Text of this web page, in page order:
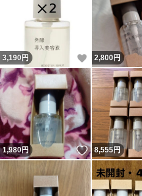
3,190 円 いいね！
2,800円
1,980円 いいね！
8,555円